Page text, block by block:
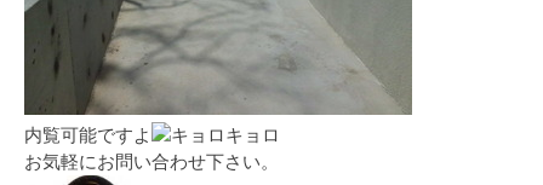
内覧可能ですよ
お気軽にお問い合わせ下さい。